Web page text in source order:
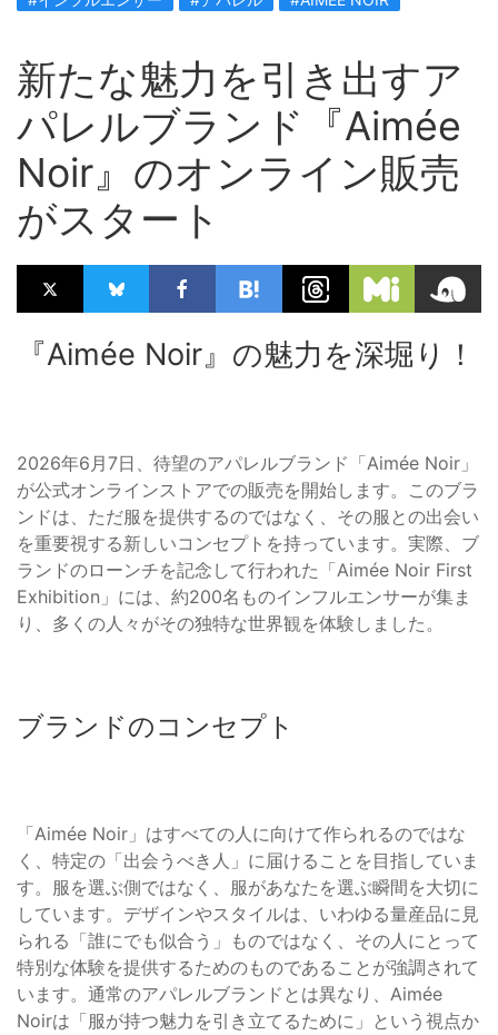
新たな魅力を引き出すア
パレルブランド『Aimée
Noir』のオンライン販売
がスタート
『Aimée Noir』の魅力を深堀り！
2026年6月7日、待望のアパレルブランド「Aimée Noir」
が公式オンラインストアでの販売を開始します。このブラ
ンドは、ただ服を提供するのではなく、その服との出会い
を重要視する新しいコンセプトを持っています。実際、ブ
ランドのローンチを記念して行われた「Aimée Noir First
Exhibition」には、約200名ものインフルエンサーが集ま
り、多くの人々がその独特な世界観を体験しました。
ブランドのコンセプト
「Aimée Noir」はすべての人に向けて作られるのではな
く、特定の「出会うべき人」に届けることを目指していま
す。服を選ぶ側ではなく、服があなたを選ぶ瞬間を大切に
しています。デザインやスタイルは、いわゆる量産品に見
られる「誰にでも似合う」ものではなく、その人にとって
特別な体験を提供するためのものであることが強調されて
います。通常のアパレルブランドとは異なり、Aimée
Noirは「服が持つ魅力を引き立てるために」という視点か